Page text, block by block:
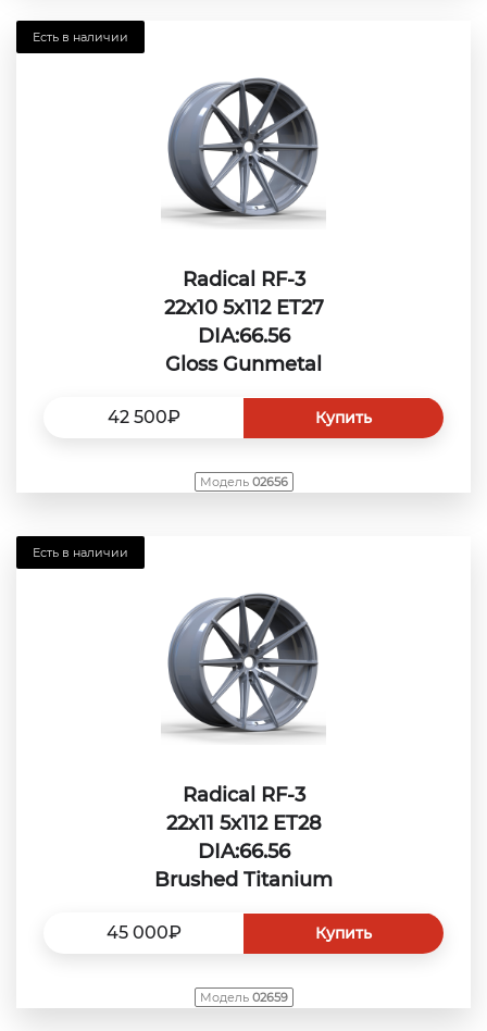
Radical RF-3
22x10 5x112 ET27
DIA:66.56
Gloss Gunmetal
42 500₽ Купить
Есть в наличии
Модель 02656
Radical RF-3
22x11 5x112 ET28
DIA:66.56
Brushed Titanium
45 000₽ Купить
Есть в наличии
Модель 02659